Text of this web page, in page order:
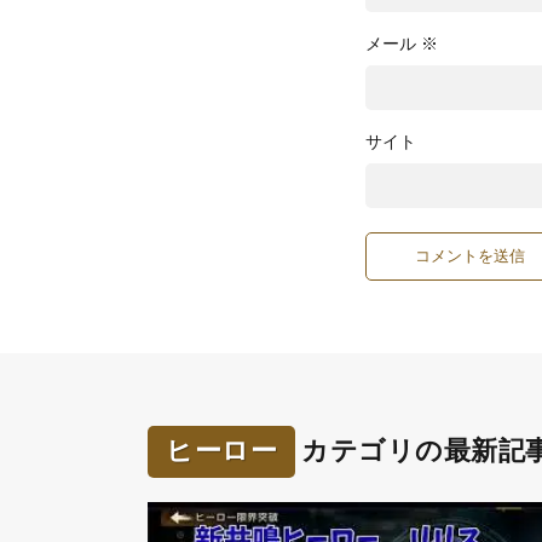
メール ※
サイト
ヒーロー カテゴリの最新記